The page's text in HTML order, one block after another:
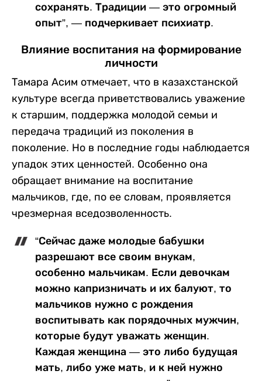
сохранять. Традиции — это огромный
опыт”, — подчеркивает психиатр.
Влияние воспитания на формирование
личности
Тамара Асим отмечает, что в казахстанской
культуре всегда приветствовались уважение
к старшим, поддержка молодой семьи и
передача традиций из поколения в
поколение. Но в последние годы наблюдается
упадок этих ценностей. Особенно она
обращает внимание на воспитание
мальчиков, где, по ее словам, проявляется
чрезмерная вседозволенность.
“Сейчас даже молодые бабушки
разрешают все своим внукам,
особенно мальчикам. Если девочкам
можно капризничать и их балуют, то
мальчиков нужно с рождения
воспитывать как порядочных мужчин,
которые будут уважать женщин.
Каждая женщина — это либо будущая
мать, либо уже мать, и к ней нужно